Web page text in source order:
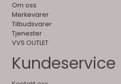
Om oss
Merkevarer
Tilbudsvarer
Tjenester
VVS OUTLET
Kundeservice